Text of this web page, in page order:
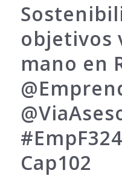
objetivos
mano en
Cap102